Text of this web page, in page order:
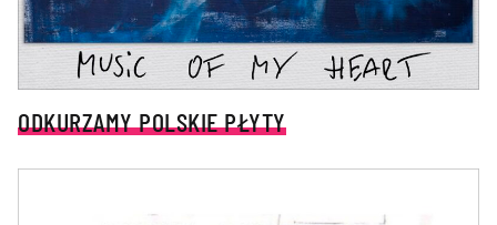
ODKURZAMY POLSKIE PŁYTY